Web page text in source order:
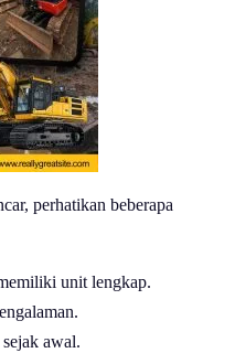
perhatikan beberapa
unit lengkap.
awal.